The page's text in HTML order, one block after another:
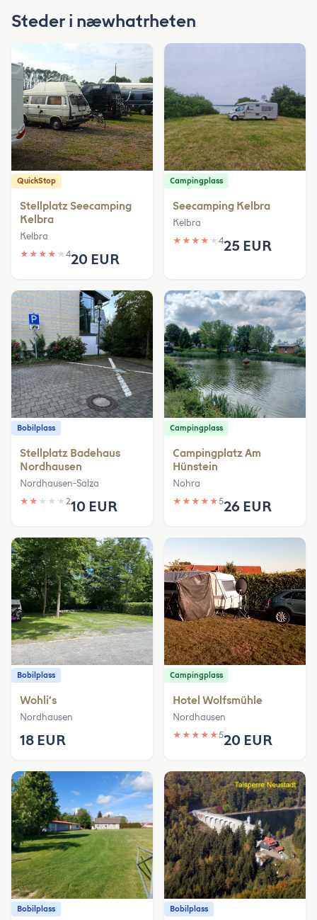
Steder i næwhatrheten
QuickStop
Stellplatz Seecamping
Kelbra
Kelbra
★ ★ ★ ★ ★ 420 EUR
Campingplass
Seecamping Kelbra
Kelbra
★ ★ ★ ★ ★ 425 EUR
Bobilplass
Stellplatz Badehaus
Nordhausen
Nordhausen-Salza
★ ★ ★ ★ ★ 210 EUR
Campingplass
Campingplatz Am
Hünstein
Nohra
★ ★ ★ ★ ★526 EUR
Bobilplass
Wohli‘s
Nordhausen
18 EUR
Campingplass
Hotel Wolfsmühle
Nordhausen
★ ★ ★ ★ ★520 EUR
Bobilplass Bobilplass